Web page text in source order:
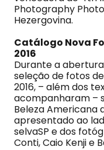
Photography
Hezergovina.
Catálogo Nova
2016
Durante a
seleção de fotos
2016, – além dos
acompanharam –
Beleza Americana
apresentado ao
selvaSP e dos
Conti, Caio Kenji e